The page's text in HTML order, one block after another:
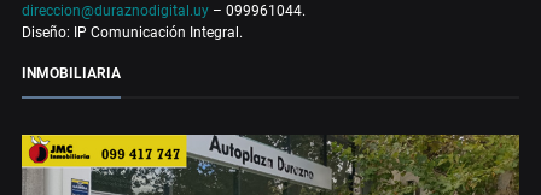
direccion@duraznodigital.uy – 099961044.
Diseño: IP Comunicación Integral.
INMOBILIARIA